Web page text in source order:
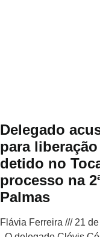
Delegado
para
detido no
processo na
Palmas
Flávia Ferreira
21 de